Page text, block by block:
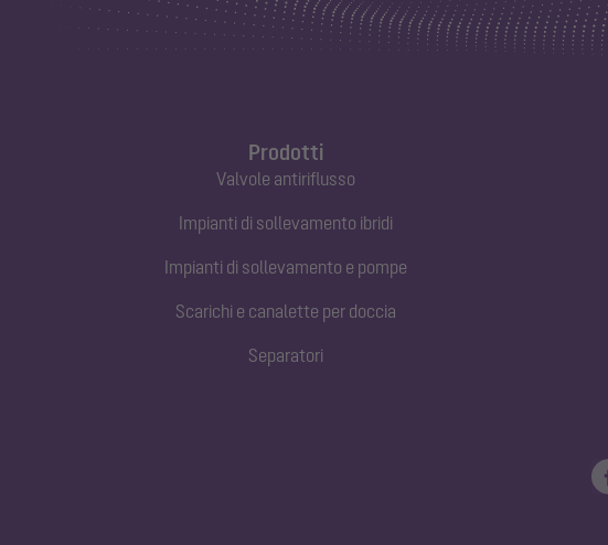
Prodotti
Valvole antiriflusso
Impianti di sollevamento ibridi
Impianti di sollevamento e pompe
Scarichi e canalette per doccia
Separatori